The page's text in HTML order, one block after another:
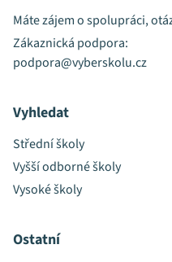
Máte zájem o spolupráci,
Zákaznická podpora:
podpora@vyberskolu.cz
Vyhledat
Střední školy
Vyšší odborné školy
Vysoké školy
Ostatní